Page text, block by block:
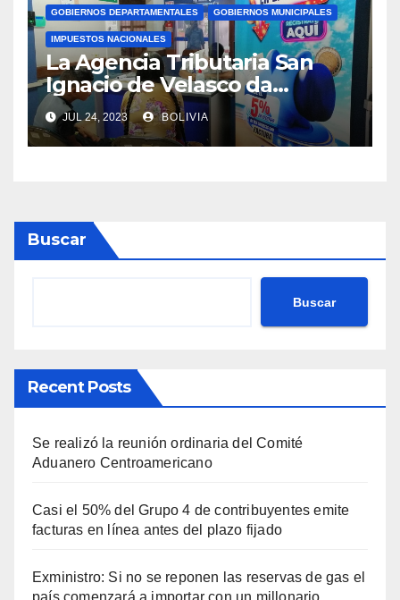
GOBIERNOS DEPARTAMENTALES GOBIERNOS MUNICIPALES
IMPUESTOS NACIONALES
La Agencia Tributaria San
Ignacio de Velasco da
asistencia tributaria a
municipios aledaño
JUL 24, 2023 BOLIVIA
Buscar
Buscar
Recent Posts
Se realizó la reunión ordinaria del Comité
Aduanero Centroamericano
Casi el 50% del Grupo 4 de contribuyentes emite
facturas en línea antes del plazo fijado
Exministro: Si no se reponen las reservas de gas el